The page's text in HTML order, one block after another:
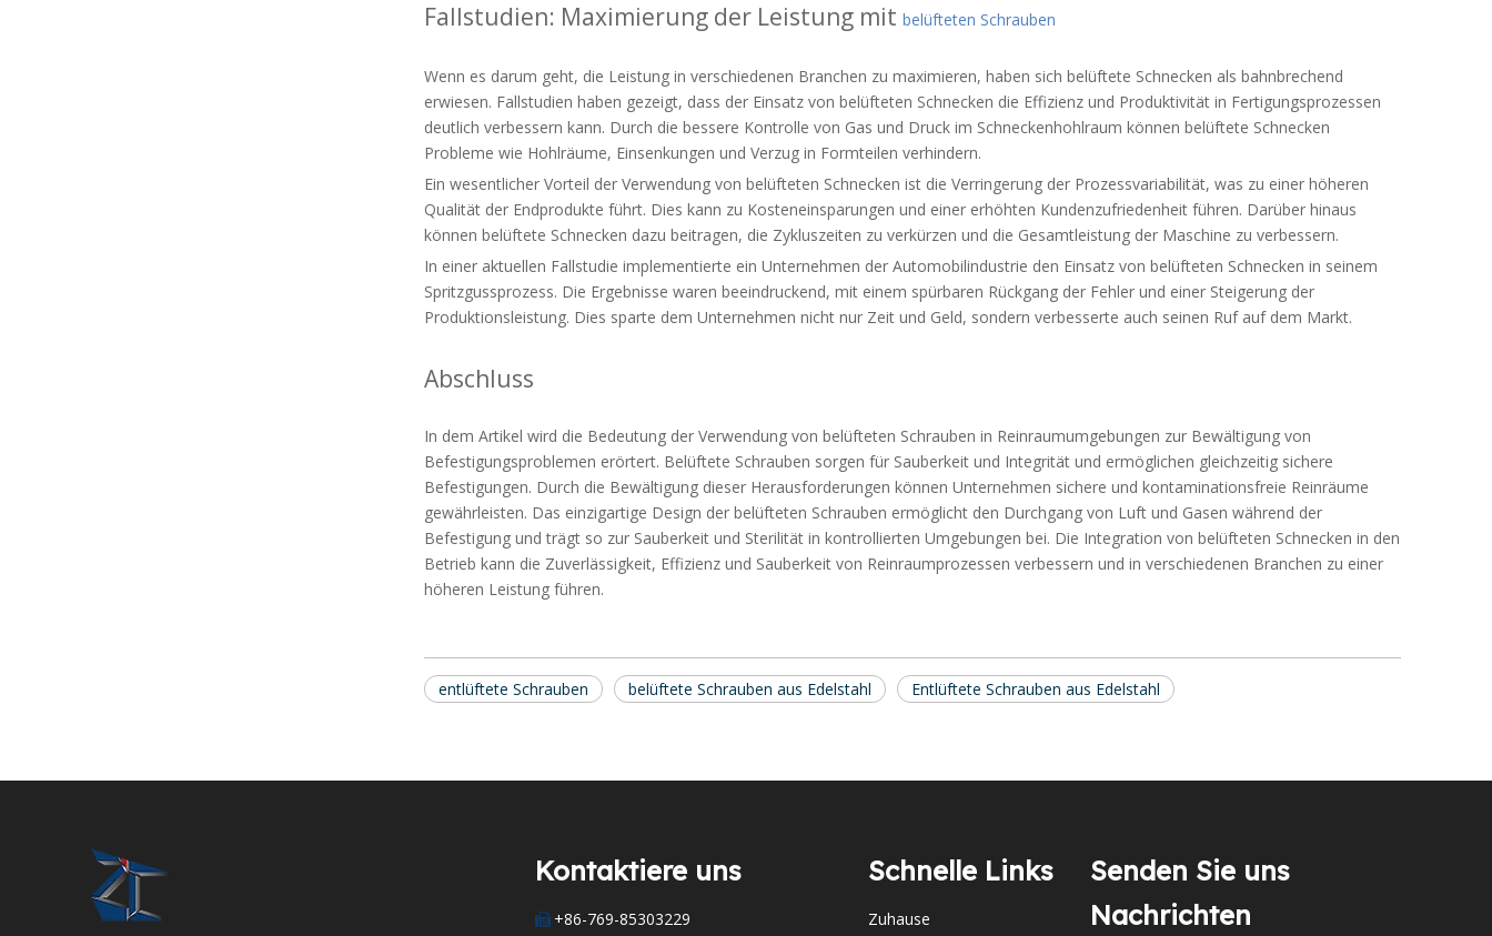
Fallstudien: Maximierung der Leistung mit belüfteten Schrauben
Wenn es darum geht, die Leistung in verschiedenen Branchen zu maximieren, haben sich belüftete Schnecken als bahnbrechend
erwiesen. Fallstudien haben gezeigt, dass der Einsatz von belüfteten Schnecken die Effizienz und Produktivität in Fertigungsprozessen
deutlich verbessern kann. Durch die bessere Kontrolle von Gas und Druck im Schneckenhohlraum können belüftete Schnecken
Probleme wie Hohlräume, Einsenkungen und Verzug in Formteilen verhindern.
Ein wesentlicher Vorteil der Verwendung von belüfteten Schnecken ist die Verringerung der Prozessvariabilität, was zu einer höheren
Qualität der Endprodukte führt. Dies kann zu Kosteneinsparungen und einer erhöhten Kundenzufriedenheit führen. Darüber hinaus
können belüftete Schnecken dazu beitragen, die Zykluszeiten zu verkürzen und die Gesamtleistung der Maschine zu verbessern.
In einer aktuellen Fallstudie implementierte ein Unternehmen der Automobilindustrie den Einsatz von belüfteten Schnecken in seinem
Spritzgussprozess. Die Ergebnisse waren beeindruckend, mit einem spürbaren Rückgang der Fehler und einer Steigerung der
Produktionsleistung. Dies sparte dem Unternehmen nicht nur Zeit und Geld, sondern verbesserte auch seinen Ruf auf dem Markt.
Abschluss
In dem Artikel wird die Bedeutung der Verwendung von belüfteten Schrauben in Reinraumumgebungen zur Bewältigung von
Befestigungsproblemen erörtert. Belüftete Schrauben sorgen für Sauberkeit und Integrität und ermöglichen gleichzeitig sichere
Befestigungen. Durch die Bewältigung dieser Herausforderungen können Unternehmen sichere und kontaminationsfreie Reinräume
gewährleisten. Das einzigartige Design der belüfteten Schrauben ermöglicht den Durchgang von Luft und Gasen während der
Befestigung und trägt so zur Sauberkeit und Sterilität in kontrollierten Umgebungen bei. Die Integration von belüfteten Schnecken in den
Betrieb kann die Zuverlässigkeit, Effizienz und Sauberkeit von Reinraumprozessen verbessern und in verschiedenen Branchen zu einer
höheren Leistung führen.
entlüftete Schrauben belüftete Schrauben aus Edelstahl Entlüftete Schrauben aus Edelstahl
Kontaktiere uns
 +86-769-85303229
Schnelle Links
Zuhause
Senden Sie uns
Nachrichten